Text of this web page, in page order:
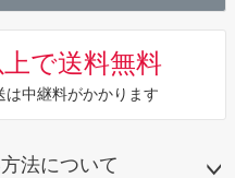
で送料無料
中継料がかかります
法について